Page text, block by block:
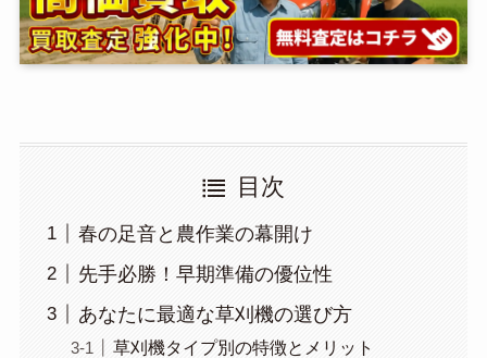
目次
春の足音と農作業の幕開け
先手必勝！早期準備の優位性
あなたに最適な草刈機の選び方
草刈機タイプ別の特徴とメリット